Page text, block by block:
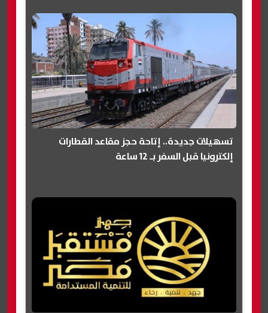
تسهيلات جديدة.. إتاحة حجز مقاعد القطارات
إلكترونيا قبل السفر بـ 12 ساعة